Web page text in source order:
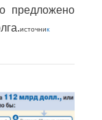
предложено
источник